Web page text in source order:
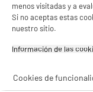
menos visitadas y a
Si no aceptas estas
nuestro sitio.
Información de las
Cookies de